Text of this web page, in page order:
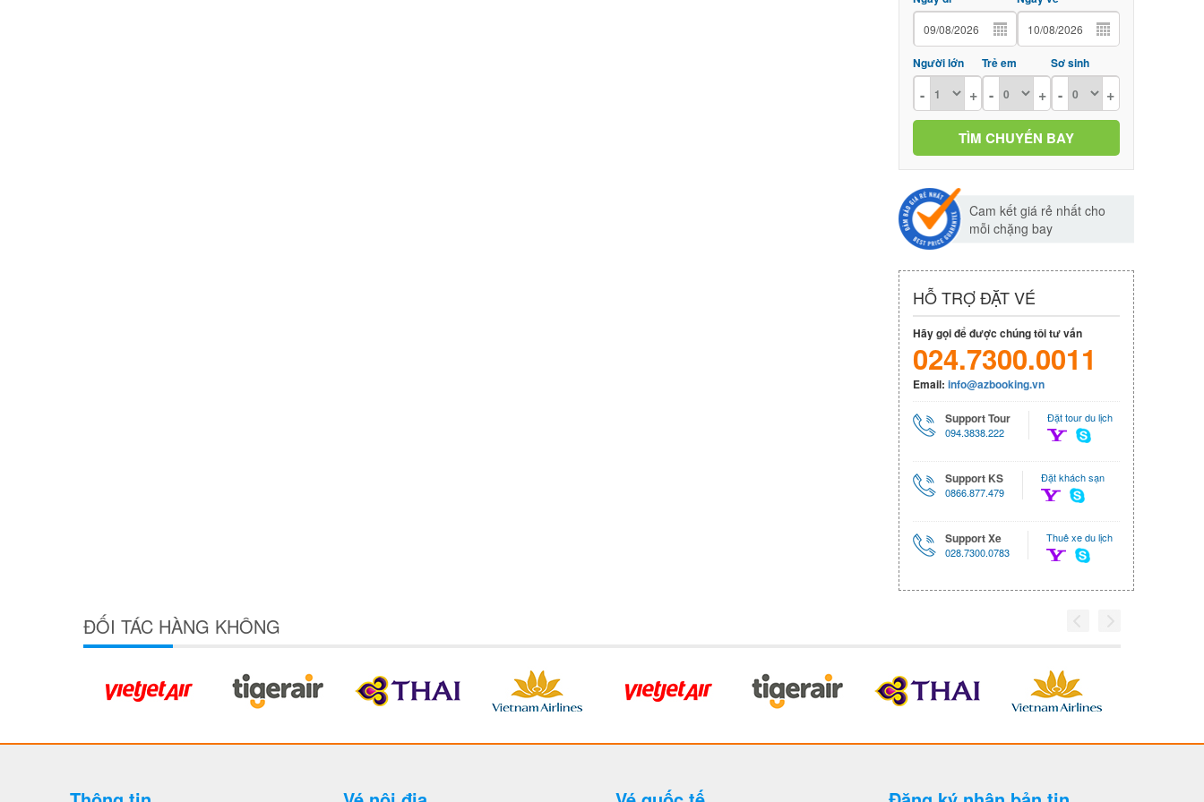
Người lớn
- +
Trẻ em
- +
Sơ sinh
- +
Cam kết giá rẻ nhất cho
mỗi chặng bay
HỖ TRỢ ĐẶT VÉ
Hãy gọi để được chúng tôi tư vấn
024.7300.0011
Email:info@azbooking.vn
Support Tour
094.3838.222
Đặt tour du lịch
Support KS
0866.877.479
Đặt khách sạn
Support Xe
028.7300.0783
Thuê xe du lịch
ĐỐI TÁC HÀNG KHÔNG